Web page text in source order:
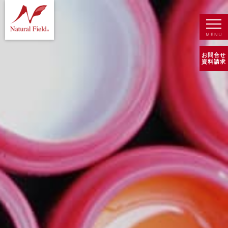
お問合せ
資料請求